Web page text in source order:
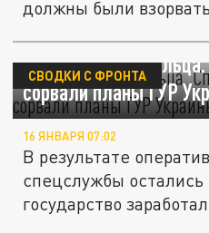
должны были
Обвели вокруг
сорвали планы ГУР
СВОДКИ С ФРОНТА
16 ЯНВАРЯ 07:02
В результате
спецслужбы
государство